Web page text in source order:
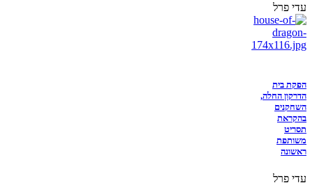
עדי פרל
הפקת בית
הדרקון החלה,
השחקנים
בהקראת
תסריט
משותפת
ראשונה
עדי פרל